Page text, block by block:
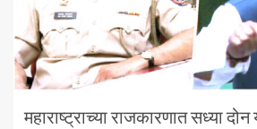
महाराष्ट्राच्या राजकारणात सध्या